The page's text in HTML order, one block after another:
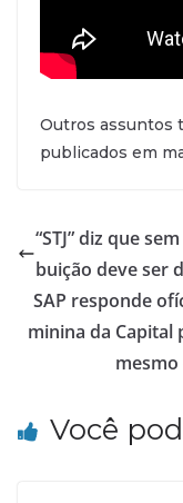
Outros assuntos
publicados em
“STJ” diz que
buição deve ser
SAP responde
minina da Capital
Você